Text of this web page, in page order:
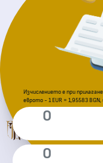
Национална агенция за
За подаване на
Комисия за защита на
Изчислението е при
еврото - 1 EUR = 1,95583